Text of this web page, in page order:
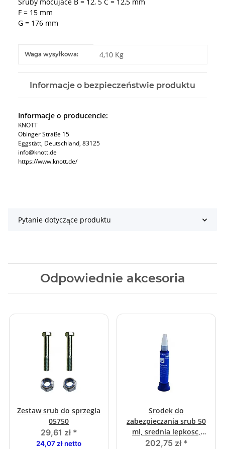
F = 15 mm
G = 176 mm
#productDetails.itemInformation#
#productDetails.itemValue#
Waga wysyłkowa: 4,10 Kg
Informacje o bezpieczeństwie produktu
Informacje o producencie:
KNOTT
Obinger Straße 15
Eggstätt, Deutschland, 83125
info@knott.de
https://www.knott.de/
Pytanie dotyczące produktu
Odpowiednie akcesoria
Zestaw srub do sprzegla
05750
29,61 zł *
24,07 zł netto
Srodek do
zabezpieczania srub 50
ml, srednia lepkosc,
wysoka wytrzymalosc
202,75 zł *